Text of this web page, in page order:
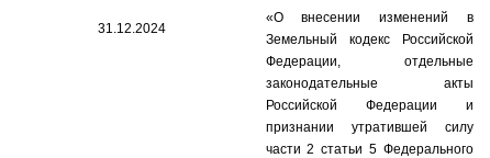
31.12.2024
«О внесении изменений в
Земельный кодекс Российской
Федерации, отдельные
законодательные акты
Российской Федерации и
признании утратившей силу
части 2 статьи 5 Федерального